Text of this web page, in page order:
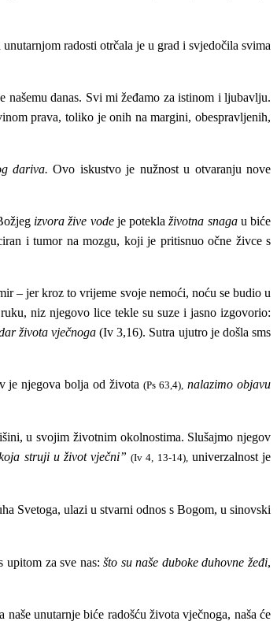
radosti otrčala je u grad i svjedočila svima
našemu danas. Svi mi žeđamo za istinom i ljubavlju.
prava, toliko je onih na margini, obespravljenih,
dariva. Ovo iskustvo je nužnost u otvaranju nove
izvora žive vodeje poteklaživotna snagau biće
i tumor na mozgu, koji je pritisnuo očne živce s
– jer kroz to vrijeme svoje nemoći, noću se budio u
niz njegovo lice tekle su suze i jasno izgovorio:
života vječnoga (Iv 3,16). Sutra ujutro je došla sms
je njegova bolja od života(Ps 63,4), nalazimo objavu
u svojim životnim okolnostima. Slušajmo njegov
struji u život vječni” (Iv 4, 13-14), univerzalnost je
Svetoga, ulazi u stvarni odnos s Bogom, u sinovski
upitom za sve nas:što su naše duboke duhovne žeđi,
naše unutarnje biće radošću života vječnoga, naša će